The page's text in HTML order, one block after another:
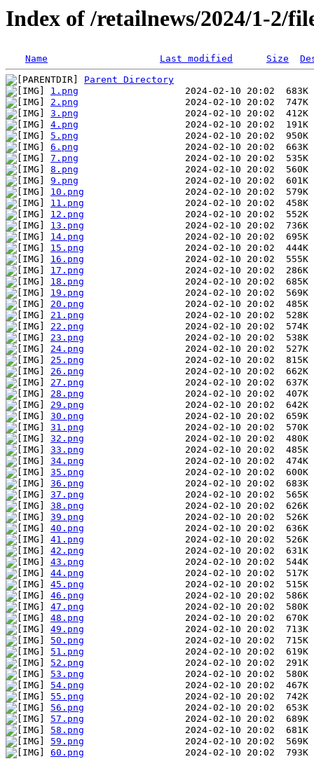
Index of /retailnews/2024/1-2/
Name Last modified Size
Parent Directory
1.png
2.png
3.png
4.png
5.png
6.png
7.png
8.png
9.png
10.png
11.png
12.png
13.png
14.png
15.png
16.png
17.png
18.png
19.png
20.png
21.png
22.png
23.png
24.png
25.png
26.png
27.png
28.png
29.png
30.png
31.png
32.png
33.png
34.png
35.png
36.png
37.png
38.png
39.png
40.png
41.png
42.png
43.png
44.png
45.png
46.png
47.png
48.png
49.png
50.png
51.png
52.png
53.png
54.png
55.png
56.png
57.png
58.png
59.png
60.png